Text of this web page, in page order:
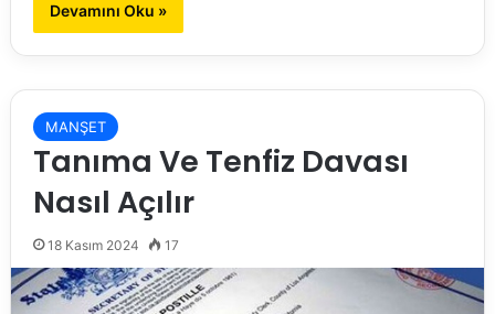
Devamını Oku »
MANŞET
Tanıma Ve Tenfiz Davası
Nasıl Açılır
18 Kasım 2024 17